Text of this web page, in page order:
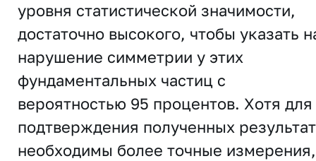
уровня статистической значимости,
достаточно высокого, чтобы указать
нарушение симметрии у этих
фундаментальных частиц с
вероятностью 95 процентов. Хотя для
подтверждения полученных
необходимы более точные измерения,